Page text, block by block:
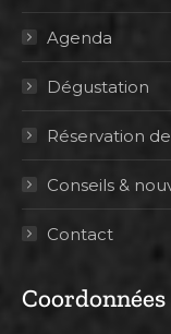
Agenda
Dégustation
Réservation
Conseils &
Contact
Coordonnées